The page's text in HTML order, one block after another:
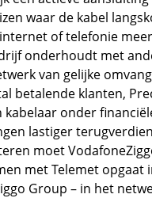
waar de kabel
of telefonie
onderhoudt met
van gelijke
betalende klanten,
onder
lastiger
moet
met Telemet opgaat
Group – in het